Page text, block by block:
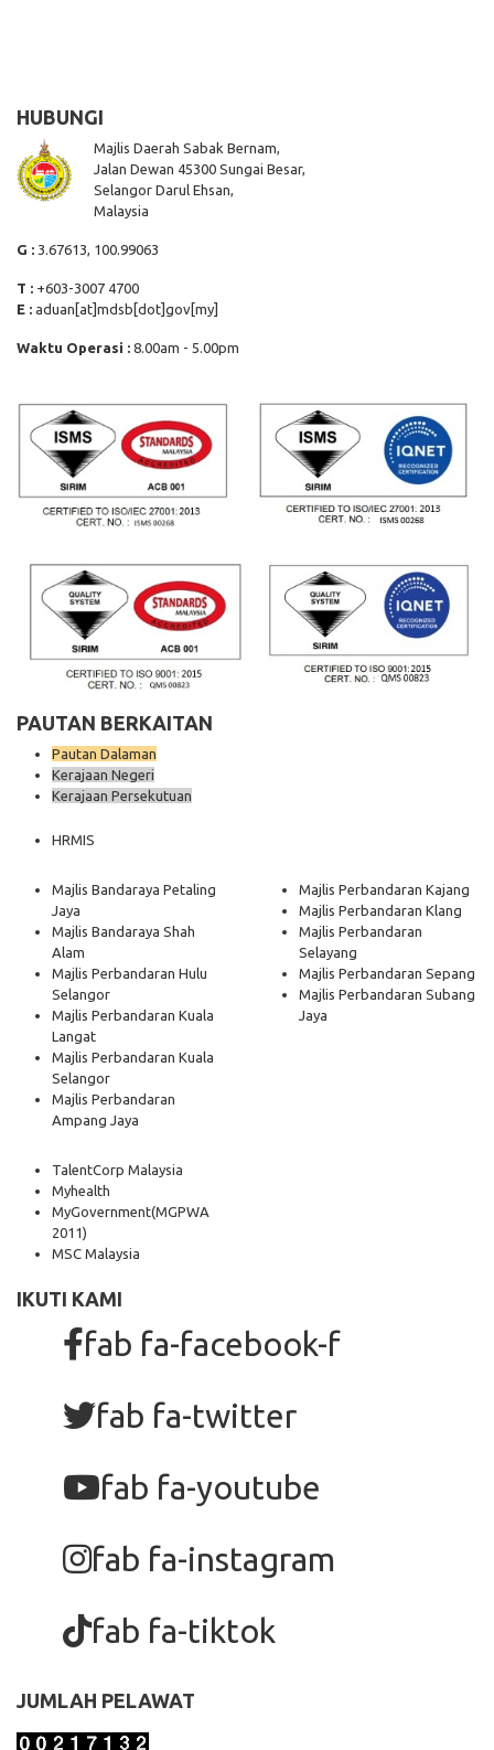
HUBUNGI
Majlis Daerah Sabak Bernam,
Jalan Dewan 45300 Sungai Besar,
Selangor Darul Ehsan,
Malaysia
G : 3.67613, 100.99063
T : +603-3007 4700
E : aduan[at]mdsb[dot]gov[my]
Waktu Operasi : 8.00am - 5.00pm
PAUTAN BERKAITAN
Pautan Dalaman
Kerajaan Negeri
Kerajaan Persekutuan
HRMIS
Majlis Bandaraya Petaling
Jaya
Majlis Bandaraya Shah
Alam
Majlis Perbandaran Hulu
Selangor
Majlis Perbandaran Kuala
Langat
Majlis Perbandaran Kuala
Selangor
Majlis Perbandaran
Ampang Jaya
Majlis Perbandaran Kajang
Majlis Perbandaran Klang
Majlis Perbandaran
Selayang
Majlis Perbandaran Sepang
Majlis Perbandaran Subang
Jaya
TalentCorp Malaysia
Myhealth
MyGovernment(MGPWA
2011)
MSC Malaysia
IKUTI KAMI
fab fa-facebook-f
fab fa-twitter
fab fa-youtube
fab fa-instagram
fab fa-tiktok
JUMLAH PELAWAT